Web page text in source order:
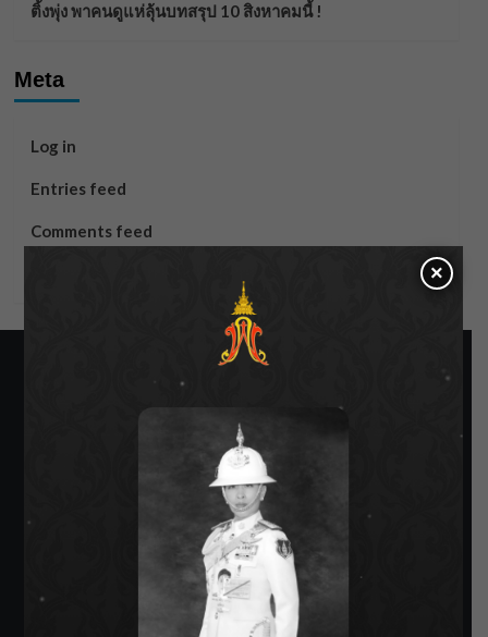
ติ้งพุ่ง พาคนดูแห่ลุ้นบทสรุป 10 สิงหาคมนี้ !
Meta
Log in
Entries feed
Comments feed
SIAMRATH VARIETY
THE BEST ENTERTAINMENT
×